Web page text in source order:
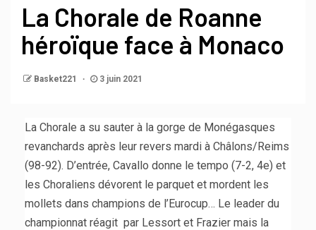
La Chorale de Roanne
héroïque face à Monaco
Basket221 3 juin 2021
La Chorale a su sauter à la gorge de Monégasques
revanchards après leur revers mardi à Châlons/Reims
(98-92). D’entrée, Cavallo donne le tempo (7-2, 4e) et
les Choraliens dévorent le parquet et mordent les
mollets dans champions de l’Eurocup… Le leader du
championnat réagit par Lessort et Frazier mais la